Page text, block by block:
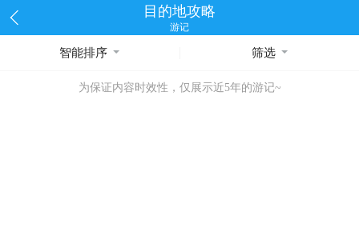
目的地攻略
游记
智能排序 筛选
为保证内容时效性，仅展示近5年的游记~